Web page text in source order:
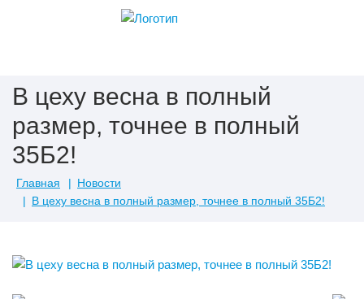
В цеху весна в полный
размер, точнее в полный
35Б2!
Главная
Новости
В цеху весна в полный размер, точнее в полный 35Б2!